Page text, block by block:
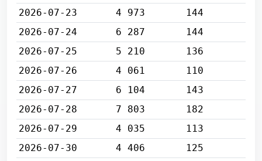
2026-07-23
4 973
144
2026-07-24
6 287
144
2026-07-25
5 210
136
2026-07-26
4 061
110
2026-07-27
6 104
143
2026-07-28
7 803
182
2026-07-29
4 035
113
2026-07-30
4 406
125